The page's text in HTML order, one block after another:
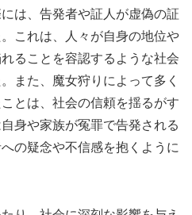
は、告発者や証人が虚偽の証
これは、人々が自身の地位や
ることを容認するような社会
また、魔女狩りによって多く
とは、社会の信頼を揺るがす
身や家族が冤罪で告発される
の疑念や不信感を抱くように